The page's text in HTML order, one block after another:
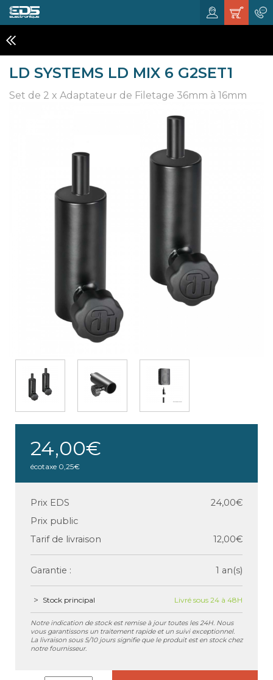
LD SYSTEMS LD MIX 6 G2SET1
Set de 2 x Adaptateur de Filetage 36mm à 16mm
24,00€
écotaxe 0,25€
Prix EDS
24,00€
Prix public
Tarif de livraison
12,00€
Garantie : 1 an(s)
Stock principal Livré sous 24 à 48H
Notre indication de stock est remise à jour toutes les 24H. Nous
vous garantissons un traitement rapide et un suivi exceptionnel.
La livraison sous 5/10 jours signifie que le produit est en stock chez
notre fournisseur.